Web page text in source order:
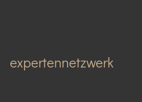
expertennetzwerk